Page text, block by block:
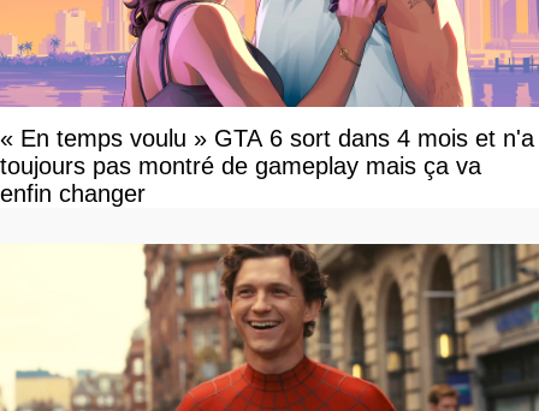
« En temps voulu » GTA 6 sort dans 4 mois et n'a
toujours pas montré de gameplay mais ça va
enfin changer